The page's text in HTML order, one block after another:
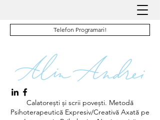
Calatorești și scrii povești. Metodă
Psihoterapeutică Expresiv/Creativă Axată pe
Telefon Programari!